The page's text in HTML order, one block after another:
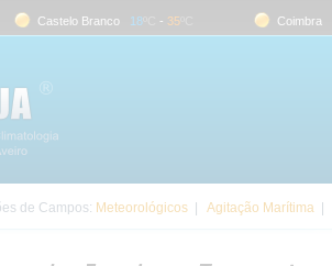
Castelo Branco 18 ºC 35 ºC Coimbra 15
de Campos: Meteorológicos Agitação Marítima